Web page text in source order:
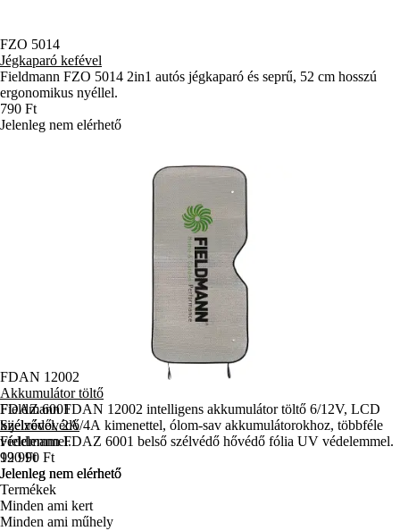
FZO 5014
Jégkaparó kefével
Fieldmann FZO 5014 2in1 autós jégkaparó és seprű, 52 cm hosszú
ergonomikus nyéllel.
790 Ft
Jelenleg nem elérhető
FDAN 12002
Akkumulátor töltő
Fieldmann FDAN 12002 intelligens akkumulátor töltő 6/12V, LCD
kijelzővel, 2A/4A kimenettel, ólom-sav akkumulátorokhoz, többféle
védelemmel.
12 990 Ft
Jelenleg nem elérhető
FDAZ 6001
Szélvédővédő
Fieldmann FDAZ 6001 belső szélvédő hővédő fólia UV védelemmel.
990 Ft
Jelenleg nem elérhető
Termékek
Minden ami kert
Minden ami műhely